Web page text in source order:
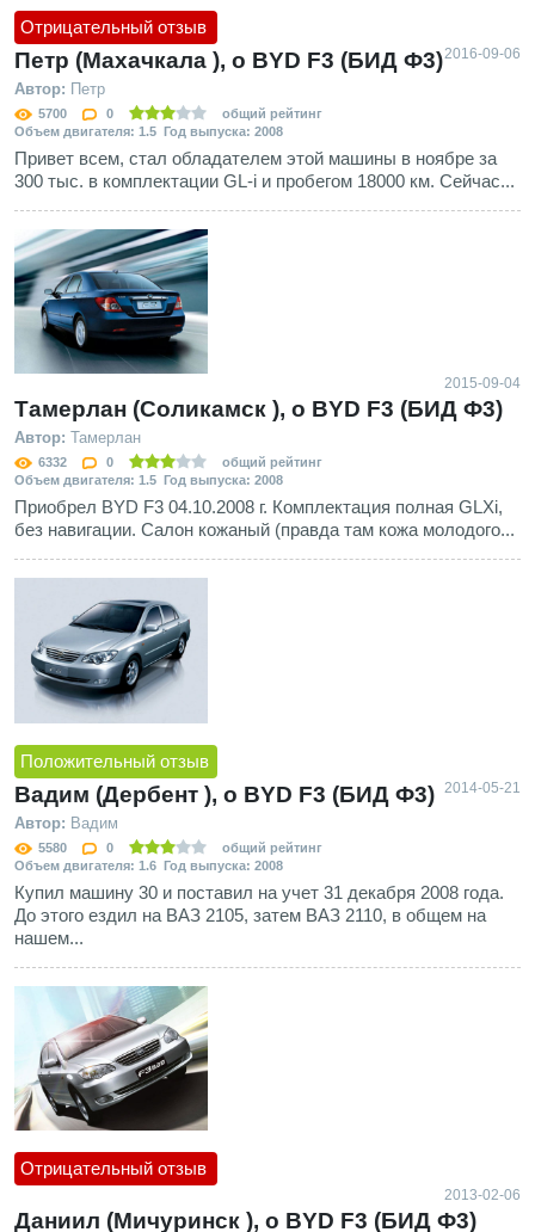
Отрицательный отзыв
2016-09-06
Петр (Махачкала ), о BYD F3 (БИД Ф3)
Автор: Петр
5700 0
общий рейтинг
Объем двигателя: 1.5 Год выпуска: 2008
Привет всем, стал обладателем этой машины в ноябре за
300 тыс. в комплектации GL-i и пробегом 18000 км. Сейчас...
2015-09-04
Тамерлан (Соликамск ), о BYD F3 (БИД Ф3)
Автор: Тамерлан
6332 0
общий рейтинг
Объем двигателя: 1.5 Год выпуска: 2008
Приобрел BYD F3 04.10.2008 г. Комплектация полная GLXi,
без навигации. Салон кожаный (правда там кожа молодого...
Положительный отзыв
2014-05-21
Вадим (Дербент ), о BYD F3 (БИД Ф3)
Автор: Вадим
5580 0
общий рейтинг
Объем двигателя: 1.6 Год выпуска: 2008
Купил машину 30 и поставил на учет 31 декабря 2008 года.
До этого ездил на ВАЗ 2105, затем ВАЗ 2110, в общем на
нашем...
Отрицательный отзыв
2013-02-06
Даниил (Мичуринск ), о BYD F3 (БИД Ф3)